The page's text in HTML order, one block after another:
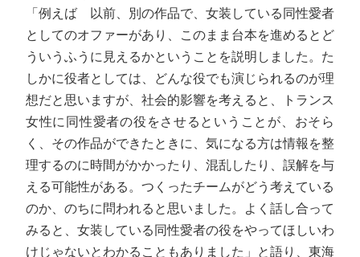
「例えば 以前、別の作品で、女装している同性愛者
としてのオファーがあり、このまま台本を進めるとど
ういうふうに見えるかということを説明しました。た
しかに役者としては、どんな役でも演じられるのが理
想だと思いますが、社会的影響を考えると、トランス
女性に同性愛者の役をさせるということが、おそら
く、その作品ができたときに、気になる方は情報を整
理するのに時間がかかったり、混乱したり、誤解を与
える可能性がある。つくったチームがどう考えている
のか、のちに問われると思いました。よく話し合って
みると、女装している同性愛者の役をやってほしいわ
けじゃないとわかることもありました」と語り、東海